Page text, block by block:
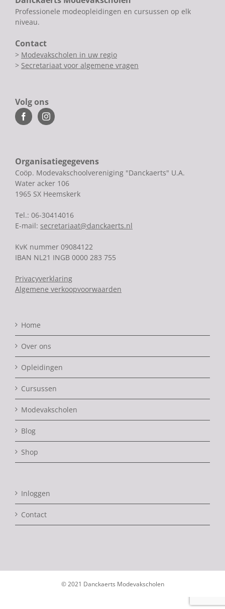
Professionele modeopleidingen en cursussen op elk
niveau.
Contact
> Modevakscholen in uw regio
> Secretariaat voor algemene vragen
Volg ons
Organisatiegegevens
Coöp. Modevakschoolvereniging "Danckaerts" U.A.
Water acker 106
1965 SX Heemskerk
Tel.: 06-30414016
E-mail: secretariaat@danckaerts.nl
KvK nummer 09084122
IBAN NL21 INGB 0000 283 755
Privacyverklaring
Algemene verkoopvoorwaarden
Home
Over ons
Opleidingen
Cursussen
Modevakscholen
Blog
Shop
Inloggen
Contact
© 2021 Danckaerts Modevakscholen